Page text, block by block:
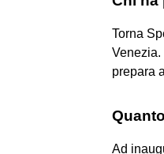
Torna
Venezia.
prepara
Ad